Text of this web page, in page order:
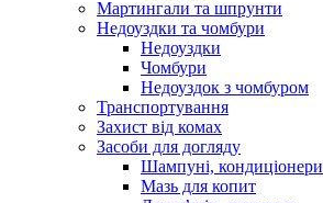
Мартингали та шпрунти
Недоуздки та чомбури
Недоуздки
Чомбури
Недоуздок з чомбуром
Транспортування
Захист від комах
Засоби для догляду
Шампуні, кондиціонери
Мазь для копит